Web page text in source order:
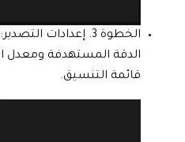
الخطوة 3. إعدادات التصدير:
قائمة التنسيق.